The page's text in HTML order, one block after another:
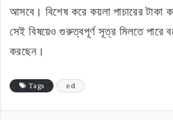
আসবে। বিশেষ করে কয়লা পাচারের টাকা
সেই বিষয়েও গুরুত্বপূর্ণ সূত্র মিলতে পারে
করছেন।
Tags ed